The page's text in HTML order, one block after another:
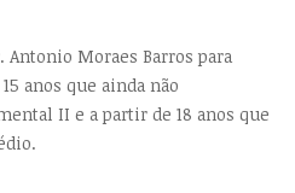
Antonio Moraes Barros para
anos que ainda não
II e a partir de 18 anos que